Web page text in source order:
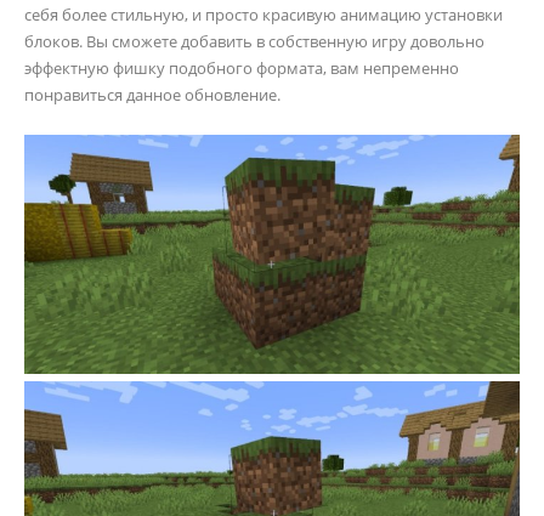
себя более стильную, и просто красивую анимацию установки
блоков. Вы сможете добавить в собственную игру довольно
эффектную фишку подобного формата, вам непременно
понравиться данное обновление.